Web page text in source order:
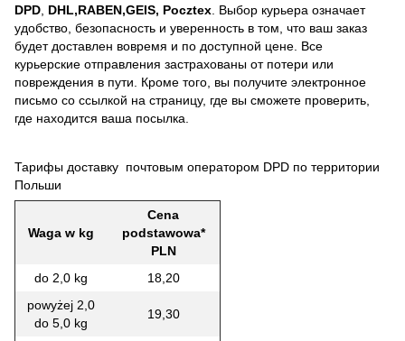
DPD DHL,RABEN,GEIS, Pocztex . Выбор курьера означает
удобство, безопасность и уверенность в том, что ваш заказ
будет доставлен вовремя и по доступной цене. Все
курьерские отправления застрахованы от потери или
повреждения в пути. Кроме того, вы получите электронное
письмо со ссылкой на страницу, где вы сможете проверить,
где находится ваша посылка.
Тарифы доставку почтовым оператором DPD по территории
Польши
Waga w kg
Cena
podstawowa*
PLN
do 2,0 kg
18,20
powyżej 2,0
do 5,0 kg
19,30